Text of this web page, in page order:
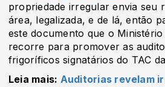
propriedade irregular envia seu
área, legalizada, e de lá, então
este documento que o
recorre para promover as
frigoríficos signatários do TAC
Leia mais: Auditorias revelam